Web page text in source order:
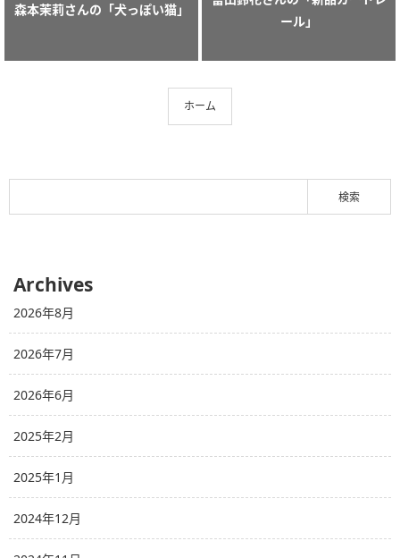
森本茉莉さんの「犬っぽい猫」
ール」
ホーム
Archives
2026年8月
2026年7月
2026年6月
2025年2月
2025年1月
2024年12月